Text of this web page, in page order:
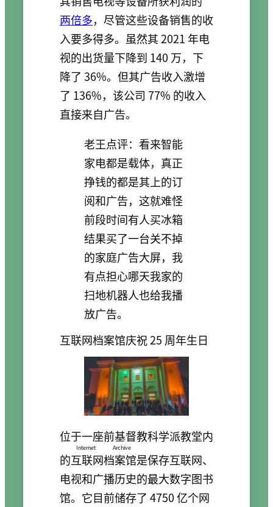
两倍多，尽管这些设备销售的收
入要多得多。虽然其 2021 年电
视的出货量下降到 140 万，下
降了 36%。但其广告收入激增
了 136%，该公司 77% 的收入
直接来自广告。
老王点评：看来智能
家电都是载体，真正
挣钱的都是其上的订
阅和广告，这就难怪
前段时间有人买冰箱
结果买了一台关不掉
的家庭广告大屏，我
有点担心哪天我家的
扫地机器人也给我播
放广告。
互联网档案馆庆祝 25 周年生日
位于一座前基督教科学派教堂内
的互联网档案馆
Internet Archive
是保存互联网、
电视和广播历史的最大数字图书
馆。它目前储存了 4750 亿个网